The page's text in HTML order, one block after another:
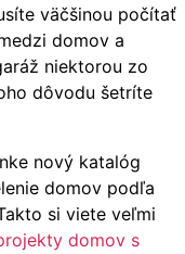
väčšinou počítať
domov a
niektorou zo
dôvodu šetríte
nový katalóg
domov podľa
si viete veľmi
domov s